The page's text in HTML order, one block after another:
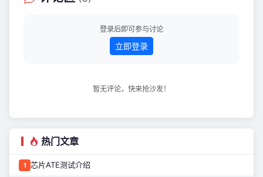
并非YU7 GT在纽北持续打磨的最终目
北，是为了验证车辆在各种极端环境中
的稳定性，打磨各种弯道性能，以达到
登录后即可参与讨论
立即登录
暂无评论，快来抢沙发！
热门文章
1 芯片ATE测试介绍